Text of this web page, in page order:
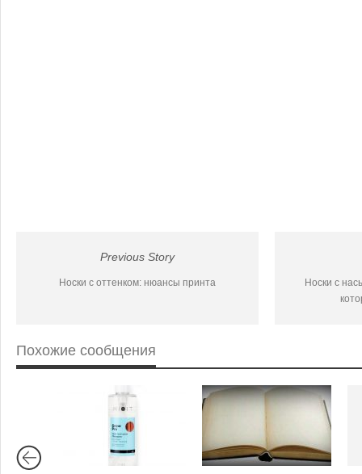
Previous Story
Носки с оттенком: нюансы принта
Носки с
Похожие сообщения